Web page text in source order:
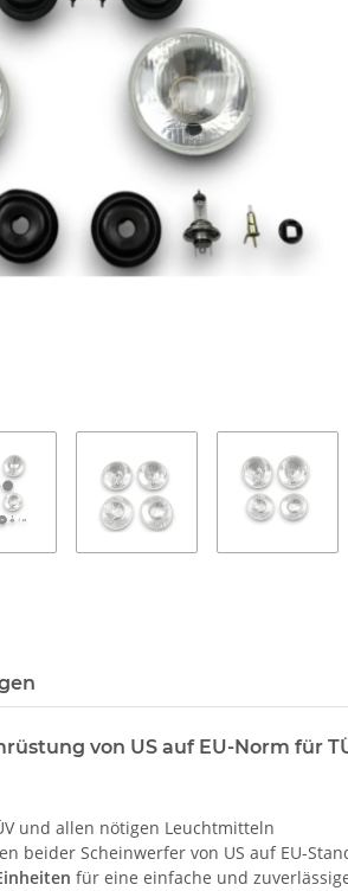
von US auf EU-Norm für
und allen nötigen Leuchtmitteln
beider Scheinwerfer von US auf EU-
für eine einfache und